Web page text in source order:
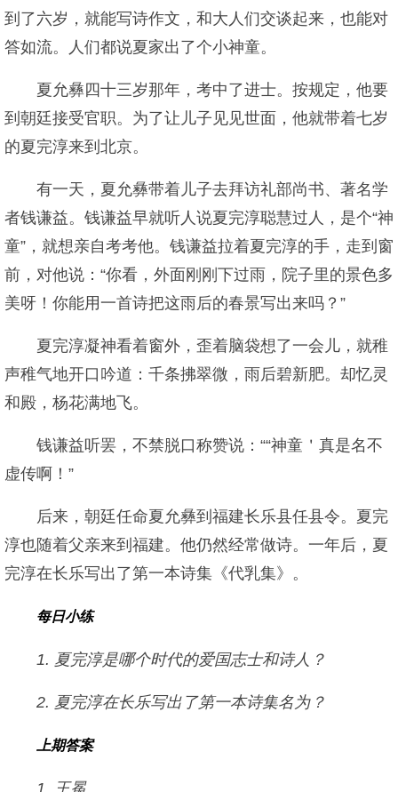
到了六岁，就能写诗作文，和大人们交谈起来，也能对
答如流。人们都说夏家出了个小神童。
夏允彝四十三岁那年，考中了进士。按规定，他要
到朝廷接受官职。为了让儿子见见世面，他就带着七岁
的夏完淳来到北京。
有一天，夏允彝带着儿子去拜访礼部尚书、著名学
者钱谦益。钱谦益早就听人说夏完淳聪慧过人，是个“神
童”，就想亲自考考他。钱谦益拉着夏完淳的手，走到窗
前，对他说：“你看，外面刚刚下过雨，院子里的景色多
美呀！你能用一首诗把这雨后的春景写出来吗？”
夏完淳凝神看着窗外，歪着脑袋想了一会儿，就稚
声稚气地开口吟道：千条拂翠微，雨后碧新肥。却忆灵
和殿，杨花满地飞。
钱谦益听罢，不禁脱口称赞说：““神童＇真是名不
虚传啊！”
后来，朝廷任命夏允彝到福建长乐县任县令。夏完
淳也随着父亲来到福建。他仍然经常做诗。一年后，夏
完淳在长乐写出了第一本诗集《代乳集》。
每日小练
1. 夏完淳是哪个时代的爱国志士和诗人？
2. 夏完淳在长乐写出了第一本诗集名为？
上期答案
1. 王冕